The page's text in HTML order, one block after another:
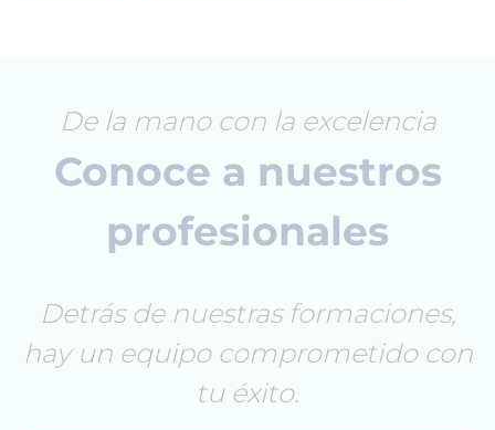
De la mano con la excelencia
Conoce a nuestros
profesionales
Detrás de nuestras formaciones,
hay un equipo comprometido con
tu éxito.